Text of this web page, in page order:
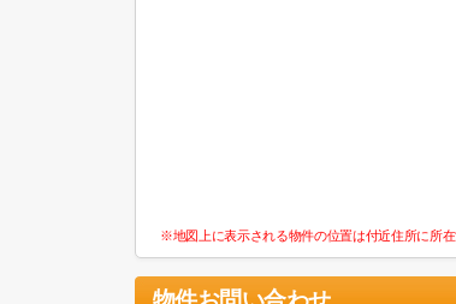
※地図上に表示される物件の位置は付近住所に所